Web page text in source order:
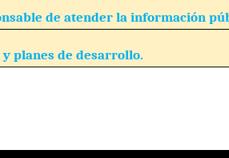
de atender la información
y planes de desarrollo.